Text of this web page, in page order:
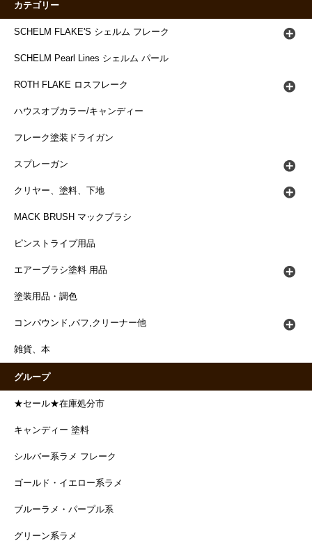
カテゴリー
SCHELM FLAKE'S シェルム フレーク
SCHELM Pearl Lines シェルム パール
ROTH FLAKE ロスフレーク
ハウスオブカラー/キャンディー
フレーク塗装ドライガン
スプレーガン
クリヤー、塗料、下地
MACK BRUSH マックブラシ
ピンストライプ用品
エアーブラシ塗料 用品
塗装用品・調色
コンパウンド,バフ,クリーナー他
雑貨、本
グループ
★セール★在庫処分市
キャンディー 塗料
シルバー系ラメ フレーク
ゴールド・イエロー系ラメ
ブルーラメ・パープル系
グリーン系ラメ